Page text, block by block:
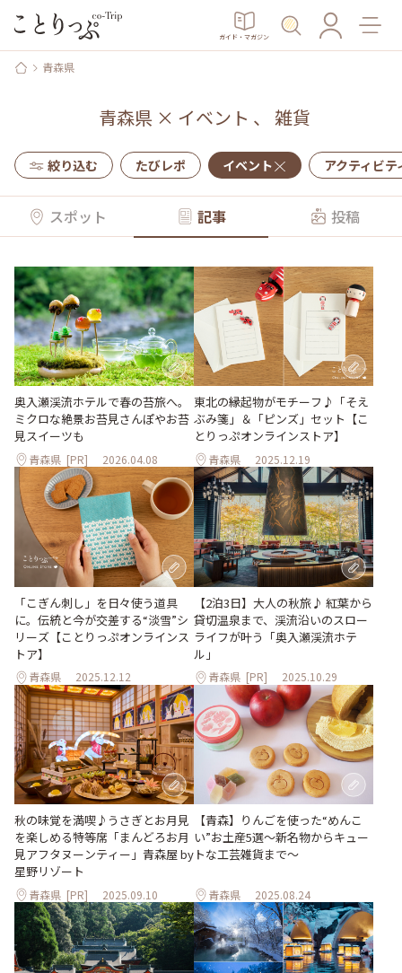
ガイド・マガジン
青森県
青森県 × イベント 、 雑貨
絞り込む たびレポ イベント アクティビテ
スポット 記事 投稿
奥入瀬渓流ホテルで春の苔旅へ。
ミクロな絶景お苔見さんぽやお苔
見スイーツも
青森県 [PR] 2026.04.08
東北の縁起物がモチーフ♪「そえ
ぶみ箋」＆「ピンズ」セット【こ
とりっぷオンラインストア】
青森県 2025.12.19
「こぎん刺し」を日々使う道具
に。伝統と今が交差する“淡雪”シ
リーズ【ことりっぷオンラインス
トア】
青森県 2025.12.12
【2泊3日】大人の秋旅♪ 紅葉から
貸切温泉まで、渓流沿いのスロー
ライフが叶う「奥入瀬渓流ホテ
ル」
青森県 [PR] 2025.10.29
秋の味覚を満喫♪うさぎとお月見
を楽しめる特等席「まんどろお月
見アフタヌーンティー」青森屋 by
星野リゾート
青森県 [PR] 2025.09.10
【青森】りんごを使った“めんこ
い”お土産5選～新名物からキュー
トな工芸雑貨まで～
青森県 2025.08.24